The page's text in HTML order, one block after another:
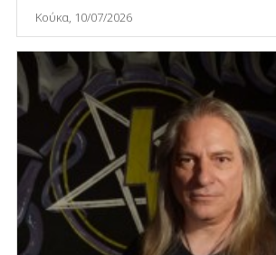
Κούκα, 10/07/2026